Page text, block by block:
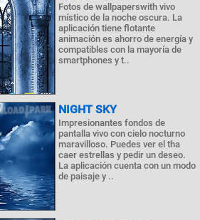
Fotos de wallpaperswith vivo
místico de la noche oscura. La
aplicación tiene flotante
animación es ahorro de energía y
compatibles con la mayoría de
smartphones y t..
NIGHT SKY
Impresionantes fondos de
pantalla vivo con cielo nocturno
maravilloso. Puedes ver el tha
caer estrellas y pedir un deseo.
La aplicación cuenta con un modo
de paisaje y ..